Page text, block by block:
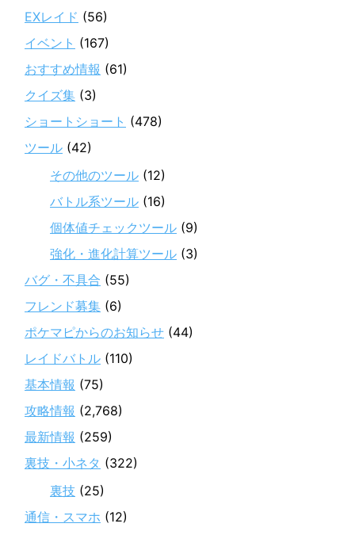
EXレイド (56)
イベント (167)
おすすめ情報 (61)
クイズ集 (3)
ショートショート (478)
ツール (42)
その他のツール (12)
バトル系ツール (16)
個体値チェックツール (9)
強化・進化計算ツール (3)
バグ・不具合 (55)
フレンド募集 (6)
ポケマピからのお知らせ (44)
レイドバトル (110)
基本情報 (75)
攻略情報 (2,768)
最新情報 (259)
裏技・小ネタ (322)
裏技 (25)
通信・スマホ (12)